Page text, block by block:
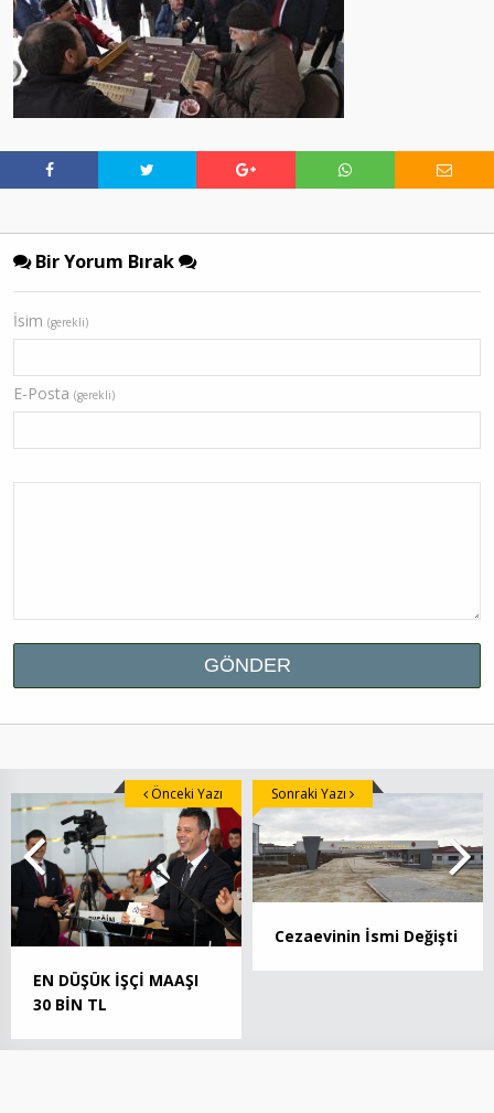
Bir Yorum Bırak
İsim (gerekli)
E-Posta (gerekli)
EN DÜŞÜK İŞÇİ MAAŞI
30 BİN TL
Önceki Yazı
Cezaevinin İsmi Değişti
Sonraki Yazı